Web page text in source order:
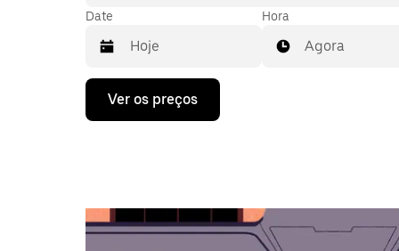
Date
Prima
tecla
o
calendário
Hora
Agora
Ver os preços